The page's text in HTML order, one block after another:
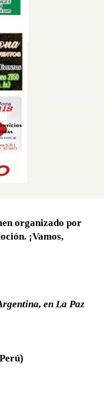
organizado por
¡Vamos,
en La Paz